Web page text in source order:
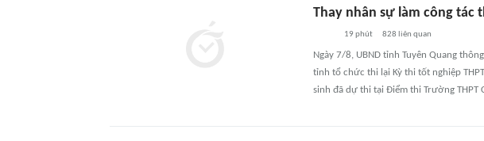
Thay nhân sự làm công tác
19 phút 828 liên quan
Ngày 7/8, UBND tỉnh Tuyên Quang
tỉnh tổ chức thi lại Kỳ thi tốt nghiệp
sinh đã dự thi tại Điểm thi Trường THPT